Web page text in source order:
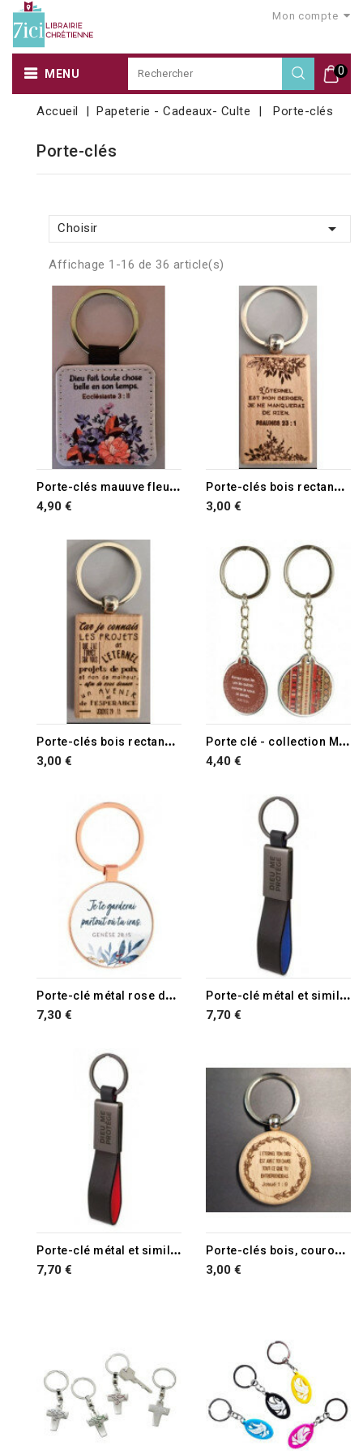
Mon compte
0
MENU
Accueil Papeterie - Cadeaux- Culte Porte-clés
Porte-clés
Choisir 
Affichage 1-16 de 36 article(s)
P
orte-clés mauuve fleurs Ecclésiaste 3.11
4,90 €
P
orte-clés bois rectangulaire fleurs
3,00 €
P
orte-clés bois rectangulaire
3,00 €
P
orte clé - collection Madagascar
4,40 €
P
orte-clé métal rose doré
7,30 €
P
orte-clé métal et similicuir noir et bleu
7,70 €
P
orte-clé métal et similicuir noir et rouge
7,70 €
P
orte-clés bois, couronne olivier
3,00 €